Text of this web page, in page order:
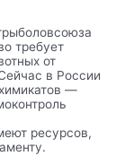
требует
от
в России
—
ресурсов,